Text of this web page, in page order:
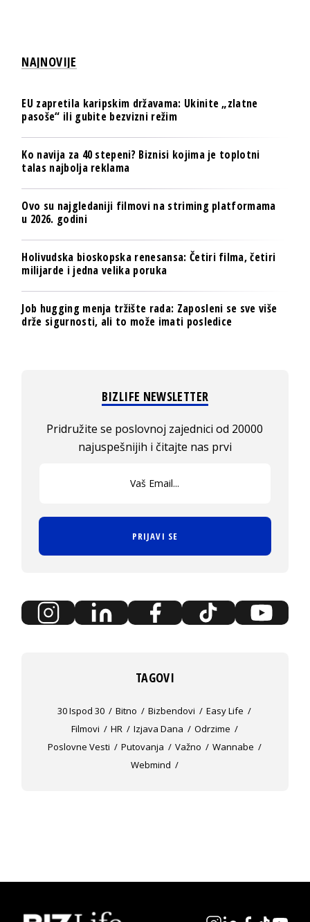
NAJNOVIJE
EU zapretila karipskim državama: Ukinite „zlatne
pasoše“ ili gubite bezvizni režim
Ko navija za 40 stepeni? Biznisi kojima je toplotni
talas najbolja reklama
Ovo su najgledaniji filmovi na striming platformama
u 2026. godini
Holivudska bioskopska renesansa: Četiri filma, četiri
milijarde i jedna velika poruka
Job hugging menja tržište rada: Zaposleni se sve više
drže sigurnosti, ali to može imati posledice
BIZLIFE NEWSLETTER
Pridružite se poslovnoj zajednici od 20000
najuspešnijih i čitajte nas prvi
PRIJAVI SE
TAGOVI
30 Ispod 30 Bitno Bizbendovi
Easy Life
Filmovi
HR Izjava Dana
Odrzime
Poslovne Vesti
Putovanja Važno
Wannabe
Webmind